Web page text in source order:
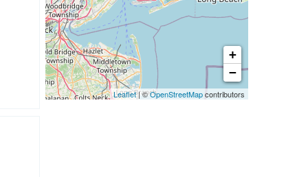
+
−
Leaflet| ©OpenStreetMapcontributors